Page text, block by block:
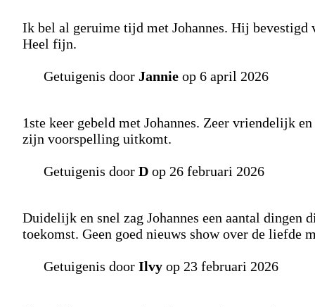
Ik bel al geruime tijd met Johannes. Hij
Heel fijn.
Getuigenis door Jannie op 6 april 2026
1ste keer gebeld met Johannes. Zeer vriendelijk
zijn voorspelling uitkomt.
Getuigenis door D op 26 februari 2026
Duidelijk en snel zag Johannes een aantal
toekomst. Geen goed nieuws show over de liefde
Getuigenis door Ilvy op 23 februari 2026